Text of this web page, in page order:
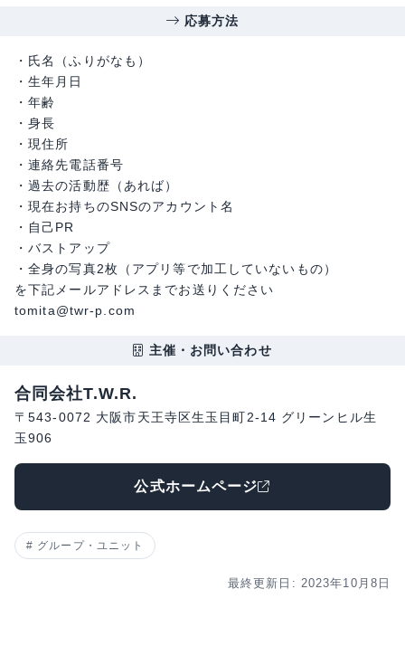
応募方法
・氏名（ふりがなも）
・生年月日
・年齢
・身長
・現住所
・連絡先電話番号
・過去の活動歴（あれば）
・現在お持ちのSNSのアカウント名
・自己PR
・バストアップ
・全身の写真2枚（アプリ等で加工していないもの）
を下記メールアドレスまでお送りください
tomita@twr-p.com
主催・お問い合わせ
合同会社T.W.R.
〒543-0072 大阪市天王寺区生玉目町2-14 グリーンヒル生
玉906
公式ホームページ
グループ・ユニット
最終更新日: 2023年10月8日